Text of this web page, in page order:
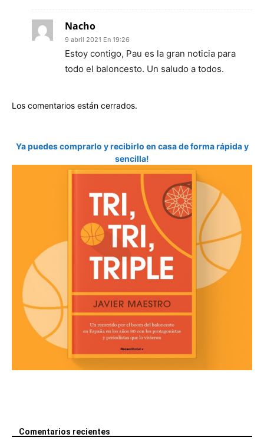
Nacho
9 abril 2021 En 19:26
Estoy contigo, Pau es la gran noticia para
todo el baloncesto. Un saludo a todos.
Los comentarios están cerrados.
Ya puedes comprarlo y recibirlo en casa de forma rápida y
sencilla!
Comentarios recientes